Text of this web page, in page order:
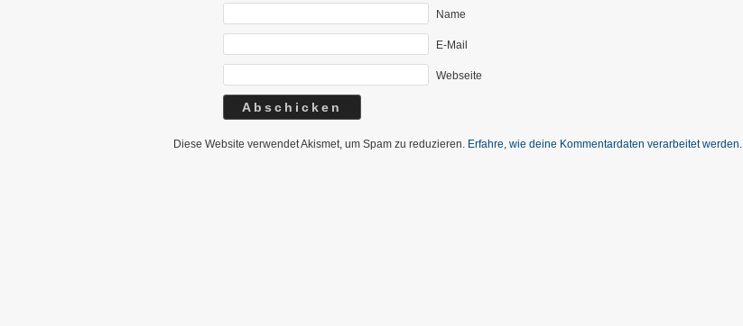
Name
E-Mail
Webseite
Diese Website verwendet Akismet, um Spam zu reduzieren. Erfahre, wie deine Kommentardaten verarbeitet werden.